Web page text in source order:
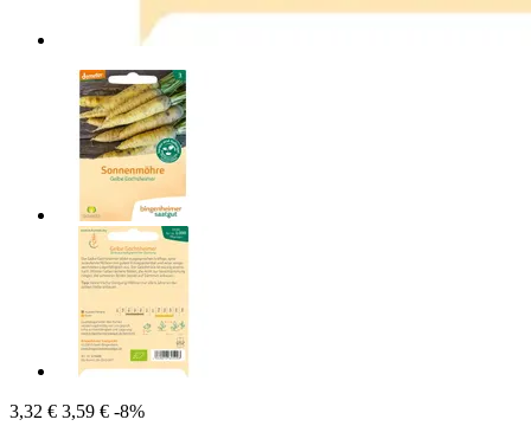
3,32 € 3,59 € -8%